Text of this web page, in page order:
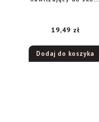
19,49 zł
Dodaj do koszyka